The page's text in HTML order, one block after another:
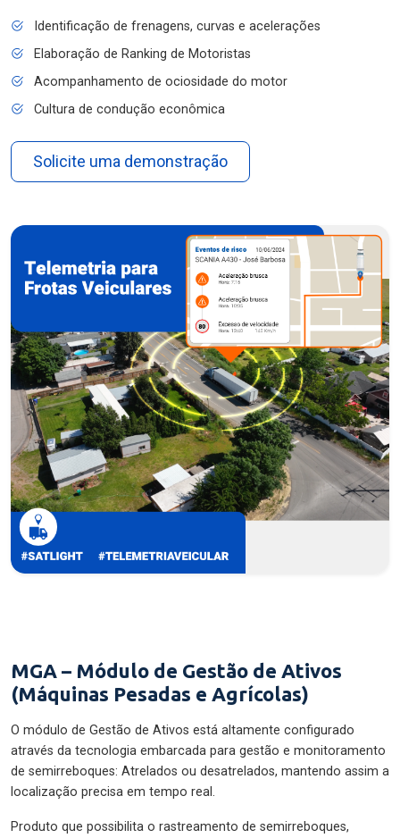
Identificação de frenagens, curvas e acelerações
Elaboração de Ranking de Motoristas
Acompanhamento de ociosidade do motor
Cultura de condução econômica
Solicite uma demonstração
MGA – Módulo de Gestão de Ativos
(Máquinas Pesadas e Agrícolas)
O módulo de Gestão de Ativos está altamente configurado
através da tecnologia embarcada para gestão e monitoramento
de semirreboques: Atrelados ou desatrelados, mantendo assim a
localização precisa em tempo real.
Produto que possibilita o rastreamento de semirreboques,